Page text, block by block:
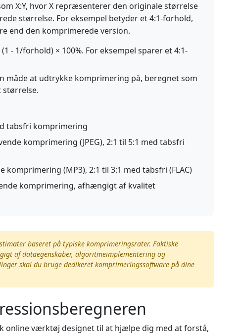
X:Y, hvor X repræsenterer den originale størrelse
størrelse. For eksempel betyder et 4:1-forhold,
end den komprimerede version.
- 1/forhold) × 100%. For eksempel sparer et 4:1-
måde at udtrykke komprimering på, beregnet som
tabsfri komprimering
komprimering (JPEG), 2:1 til 5:1 med tabsfri
komprimering (MP3), 2:1 til 3:1 med tabsfri (FLAC)
komprimering, afhængigt af kvalitet
baseret på typiske komprimeringsrater. Faktiske
af dataegenskaber, algoritmeimplementering og
skal du bruge dedikeret komprimeringssoftware på dine
online værktøj designet til at hjælpe dig med at forstå,